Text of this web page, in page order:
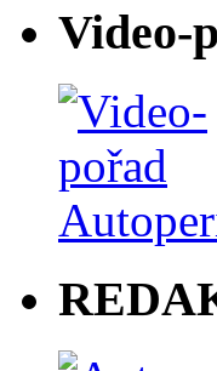
Video-